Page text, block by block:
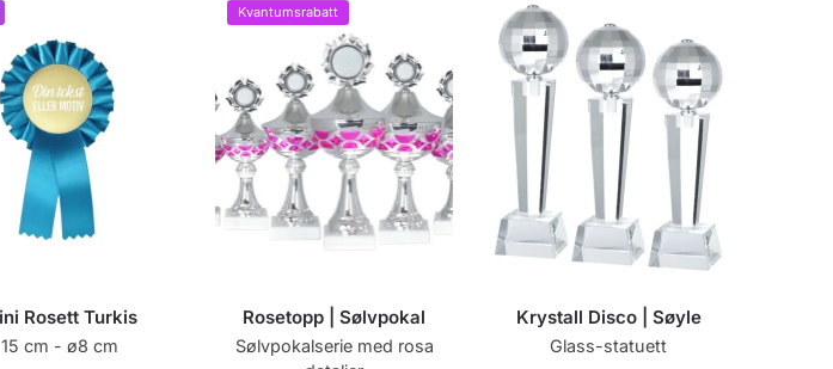
Rosett Turkis
15 cm - ø8 cm
Kvantumsrabatt
Rosetopp | Sølvpokal
Sølvpokalserie med rosa
Krystall Disco | Søyle
Glass-statuett